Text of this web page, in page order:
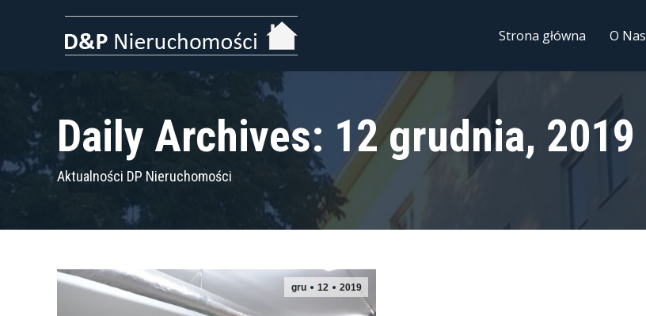
Strona główna O Nas
Daily Archives: 12 grudnia, 2019
Aktualności DP Nieruchomości
gru 12 2019